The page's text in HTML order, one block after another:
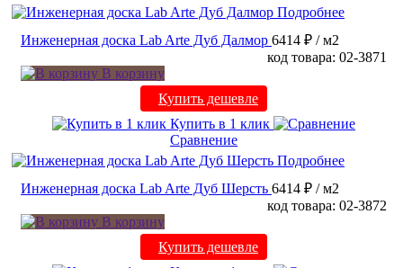
Подробнее
Инженерная доска Lab Arte Дуб Далмор 6414 ₽ / м2
код товара: 02-3871
В корзину
Купить дешевле
Купить в 1 клик
Сравнение
Подробнее
Инженерная доска Lab Arte Дуб Шерсть 6414 ₽ / м2
код товара: 02-3872
В корзину
Купить дешевле